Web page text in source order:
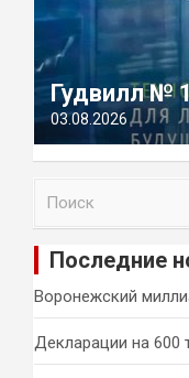
Гудвилл №
03.08.2026
и
Последние
Воронежский
Декларации на 600